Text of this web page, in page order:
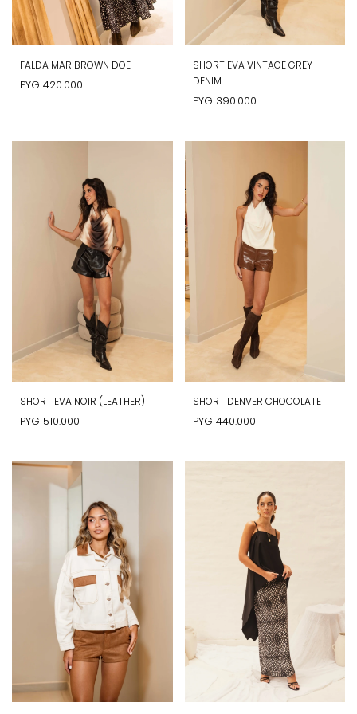
FALDA MAR BROWN DOE
PYG 420.000
SHORT EVA VINTAGE GREY
DENIM
PYG 390.000
SHORT EVA NOIR (LEATHER)
PYG 510.000
SHORT DENVER CHOCOLATE
PYG 440.000